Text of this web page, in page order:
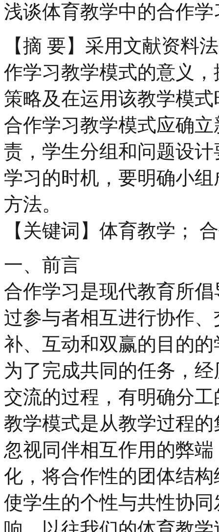
浅谈体育教学中的合作
【摘 要】采用文献资料
作学习教学模式的意义
策略及在运用该教学模
合作学习教学模式应确
责，学生分组和问题设
学习的时机，要明确小
方法。
【关键词】体育教学；
一、前言
合作学习是现代教育所
过参与者相互进行协作
补、互动和双赢的目的
为了完成共同的任务，
交流的过程，有明确分
教学模式是从教学过程
忽视同伴相互作用的弊
化，将合作性的团体结
使学生的个性与共性协